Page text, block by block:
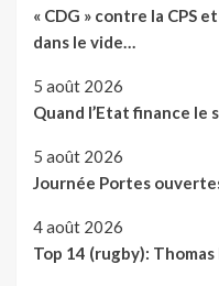
« CDG » contre la CPS
dans le vide…
5 août 2026
Quand l’Etat finance
5 août 2026
Journée Portes
4 août 2026
Top 14 (rugby): Thomas